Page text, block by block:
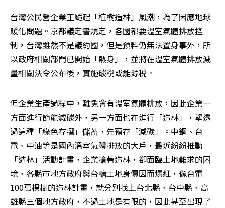
台灣公民營企業正颳起「植樹造林」風潮，為了因應地球
暖化問題。京都議定書規定，各國都要溫室氣體排放控
制，台灣雖然不是議約國，但是預料仍無法置身事外，所
以政府相關部門已開始「熱身」，並將在溫室氣體排放減
量相關法令公布後，實施碳稅或能源稅。
但企業生產過程中，難免會有溫室氣體排放，因此企業一
方面進行節能減碳外，另一方面也在進行「造林」，望透
過這種「綠色存摺」儲蓄，先預存「減碳」。中鋼、台
電、中油等是國內溫室氣體排放的大戶，最近紛紛推動
「造林」活動計畫，企業搶著造林，卻面臨土地難求的困
境，各縣市地方政府與台糖土地身價因而爆紅，像台電
100萬棵樹的造林計畫，就分別找上台北縣、台中縣、高
雄縣三個地方政府，不過土地是有限的，因此甚至出現了